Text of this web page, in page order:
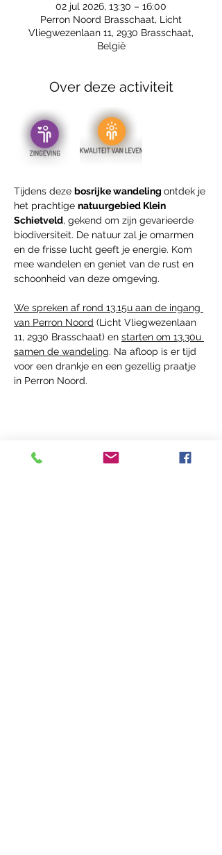
02 jul 2026, 13:30 – 16:00
Perron Noord Brasschaat, Licht
Vliegwezenlaan 11, 2930 Brasschaat,
België
Over deze activiteit
Tijdens deze bosrijke wandeling ontdek je
het prachtige natuurgebied Klein
Schietveld, gekend om zijn gevarieerde
biodiversiteit. De natuur zal je omarmen
en de frisse lucht geeft je energie. Kom
mee wandelen en geniet van de rust en
schoonheid van deze omgeving.
We spreken af rond 13.15u aan de ingang
van Perron Noord (Licht Vliegwezenlaan
11, 2930 Brasschaat) en starten om 13.30u
samen de wandeling. Na afloop is er tijd
voor een drankje en een gezellig praatje
in Perron Noord.
Deel dit Event